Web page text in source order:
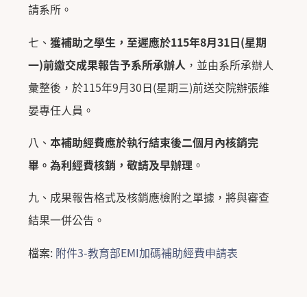
請系所。
七、獲補助之學生，至遲應於115年8月31日(星期
一)前繳交成果報告予系所承辦人 ，並由系所承辦人
彙整後，於115年9月30日(星期三)前送交院辦張維
晏專任人員。
八、本補助經費應於執行結束後二個月內核銷完
畢。為利經費核銷，敬請及早辦理 。
九、成果報告格式及核銷應檢附之單據，將與審查
結果一併公告。
檔案: 附件3-教育部EMI加碼補助經費申請表